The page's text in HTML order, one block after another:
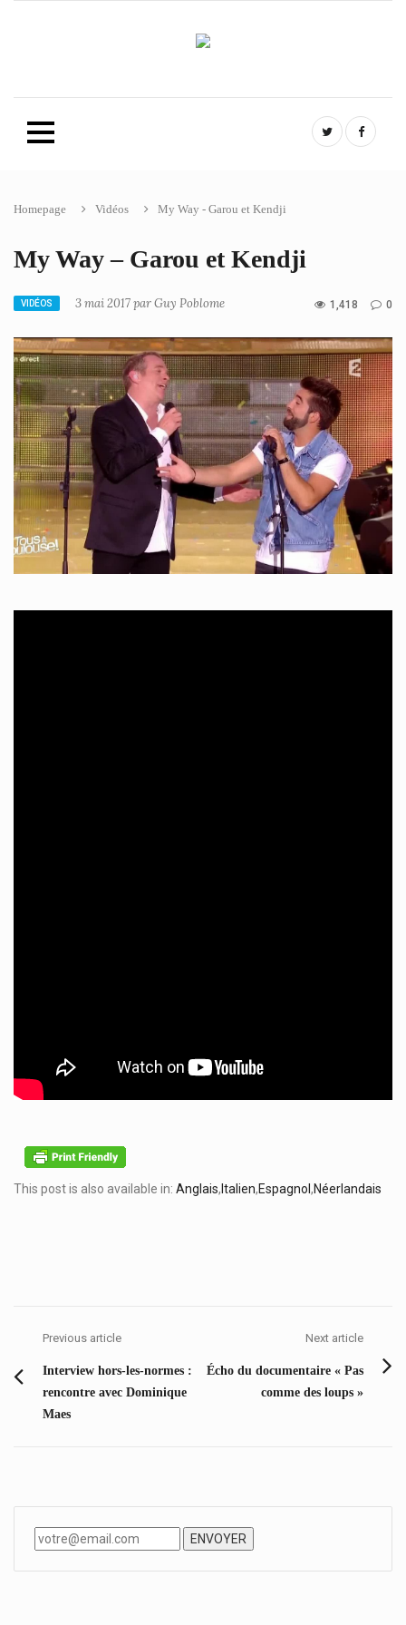
twitterFB
SkipHomepage Vidéos My Way - Garou et Kendji
My Way – Garou et Kendji
CATEGORIES
VIDÉOS 3 mai 2017 par Guy Poblome 1,418 0
This post is also available in: Anglais Italien Espagnol Néerlandais
Previous article
Previous
post:
Interview hors-les-normes :
rencontre avec Dominique
Maes
Next article
Next
Écho du documentaire « Pas
comme des loups »